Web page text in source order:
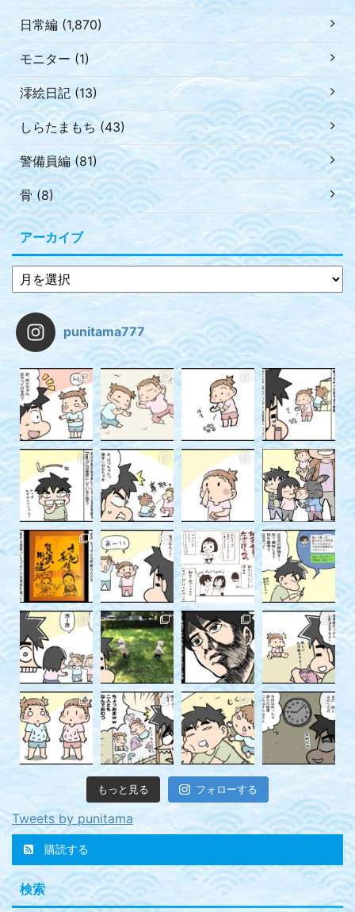
日常編 (1,870)
モニター (1)
澪絵日記 (13)
しらたまもち (43)
警備員編 (81)
骨 (8)
アーカイブ
punitama777
もっと見る フォローする
Tweets by punitama
購読する
検索